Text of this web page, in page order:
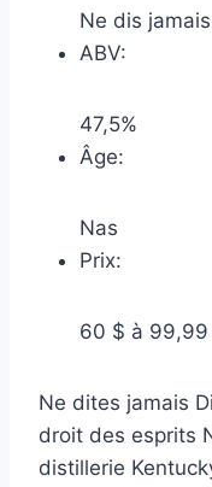
Ne dis
ABV:
47,5%
Âge:
Nas
Prix:
60 $ à 99,99
Ne dites jamais
droit des esprits
distillerie